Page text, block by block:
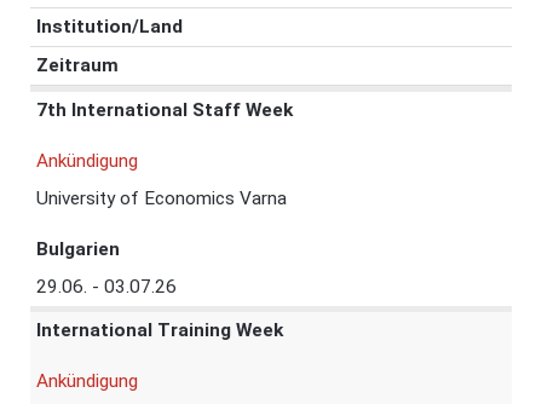
Institution/Land
Zeitraum
7th International Staff Week
Ankündigung
University of Economics Varna
Bulgarien
29.06. - 03.07.26
International Training Week
Ankündigung